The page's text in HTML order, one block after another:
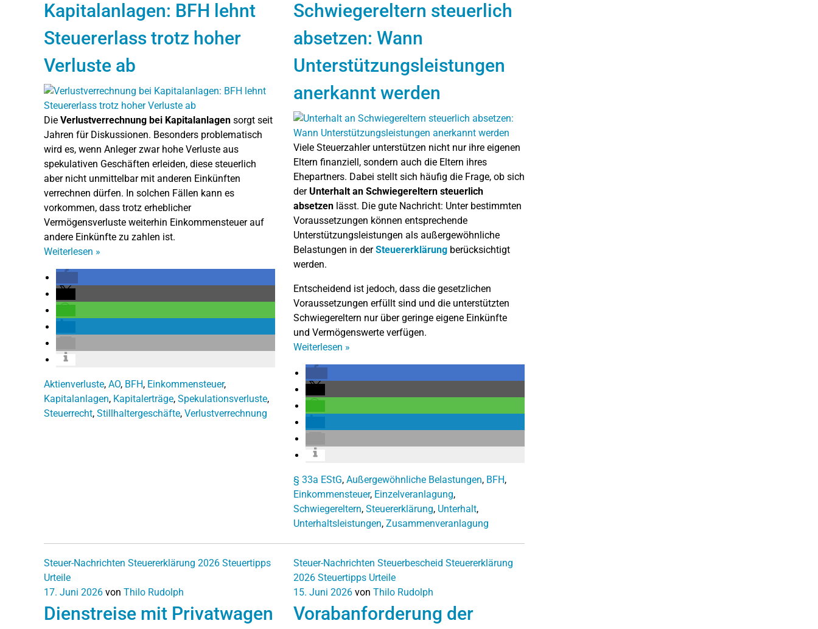
Kapitalanlagen: BFH lehnt
Steuererlass trotz hoher
Verluste ab
Die Verlustverrechnung bei Kapitalanlagen sorgt seit
Jahren für Diskussionen. Besonders problematisch
wird es, wenn Anleger zwar hohe Verluste aus
spekulativen Geschäften erleiden, diese steuerlich
aber nicht unmittelbar mit anderen Einkünften
verrechnen dürfen. In solchen Fällen kann es
vorkommen, dass trotz erheblicher
Vermögensverluste weiterhin Einkommensteuer auf
andere Einkünfte zu zahlen ist.
Weiterlesen »
Aktienverluste, AO, BFH, Einkommensteuer,
Kapitalanlagen, Kapitalerträge, Spekulationsverluste,
Steuerrecht, Stillhaltergeschäfte, Verlustverrechnung
Schwiegereltern steuerlich
absetzen: Wann
Unterstützungsleistungen
anerkannt werden
Viele Steuerzahler unterstützen nicht nur ihre eigenen
Eltern finanziell, sondern auch die Eltern ihres
Ehepartners. Dabei stellt sich häufig die Frage, ob sich
der Unterhalt an Schwiegereltern steuerlich
absetzen lässt. Die gute Nachricht: Unter bestimmten
Voraussetzungen können entsprechende
Unterstützungsleistungen als außergewöhnliche
Belastungen in derSteuererklärung berücksichtigt
werden.
Entscheidend ist jedoch, dass die gesetzlichen
Voraussetzungen erfüllt sind und die unterstützten
Schwiegereltern nur über geringe eigene Einkünfte
und Vermögenswerte verfügen.
Weiterlesen »
§ 33a EStG, Außergewöhnliche Belastungen, BFH,
Einkommensteuer, Einzelveranlagung,
Schwiegereltern, Steuererklärung, Unterhalt,
Unterhaltsleistungen, Zusammenveranlagung
Steuer-Nachrichten Steuererklärung 2026 Steuertipps
Urteile
17. Juni 2026 von Thilo Rudolph
Dienstreise mit Privatwagen
Steuer-Nachrichten Steuerbescheid Steuererklärung
2026 Steuertipps Urteile
15. Juni 2026 von Thilo Rudolph
Vorabanforderung der